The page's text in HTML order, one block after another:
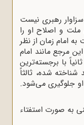
رهبری نیست
و اصلاح او را
امام زمان از نظر
مرجع مانند امام
با برجسته‌ترین
شده، ثالثاً
جلوگیری می‌شود.
به صورت استفتاء